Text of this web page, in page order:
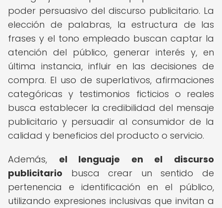
poder persuasivo del discurso publicitario. La
elección de palabras, la estructura de las
frases y el tono empleado buscan captar la
atención del público, generar interés y, en
última instancia, influir en las decisiones de
compra. El uso de superlativos, afirmaciones
categóricas y testimonios ficticios o reales
busca establecer la credibilidad del mensaje
publicitario y persuadir al consumidor de la
calidad y beneficios del producto o servicio.
Además, el lenguaje en el discurso
publicitario busca crear un sentido de
pertenencia e identificación en el público,
utilizando expresiones inclusivas que invitan a